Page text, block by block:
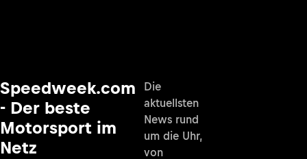
Speedweek.com
- Der beste
Motorsport im
Netz
Die
aktuellsten
News rund
um die Uhr,
von